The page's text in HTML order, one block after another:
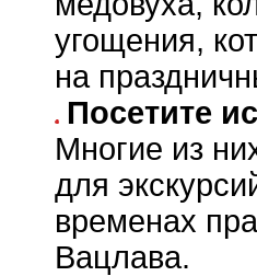
угощения,
на
Посетите
Многие из
для
временах
Вацлава.